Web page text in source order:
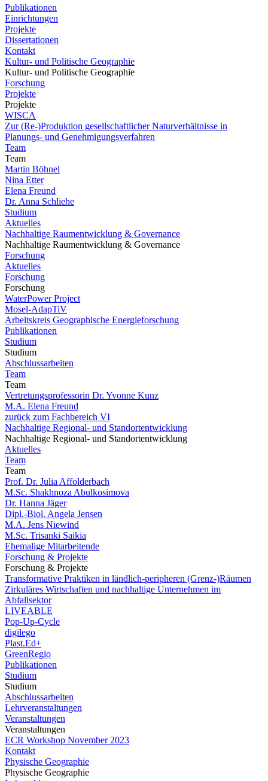
Publikationen
Einrichtungen
Projekte
Dissertationen
Kontakt
Kultur- und Politische Geographie
Kultur- und Politische Geographie
Forschung
Projekte
Projekte
WISCA
Zur (Re-)Produktion gesellschaftlicher Naturverhältnisse in
Planungs- und Genehmigungsverfahren
Team
Team
Martin Böhnel
Nina Etter
Elena Freund
Dr. Anna Schliehe
Studium
Aktuelles
Nachhaltige Raumentwicklung & Governance
Nachhaltige Raumentwicklung & Governance
Forschung
Aktuelles
Forschung
Forschung
WaterPower Project
Mosel-AdapTiV
Arbeitskreis Geographische Energieforschung
Publikationen
Studium
Studium
Abschlussarbeiten
Team
Team
Vertretungsprofessorin Dr. Yvonne Kunz
M.A. Elena Freund
zurück zum Fachbereich VI
Nachhaltige Regional- und Standortentwicklung
Nachhaltige Regional- und Standortentwicklung
Aktuelles
Team
Team
Prof. Dr. Julia Affolderbach
M.Sc. Shakhnoza Abulkosimova
Dr. Hanna Jäger
Dipl.-Biol. Angela Jensen
M.A. Jens Niewind
M.Sc. Trisanki Saikia
Ehemalige Mitarbeitende
Forschung & Projekte
Forschung & Projekte
Transformative Praktiken in ländlich-peripheren (Grenz-)Räumen
Zirkuläres Wirtschaften und nachhaltige Unternehmen im
Abfallsektor
LIVEABLE
Pop-Up-Cycle
digilego
Plast.Ed+
GreenRegio
Publikationen
Studium
Studium
Abschlussarbeiten
Lehrveranstaltungen
Veranstaltungen
Veranstaltungen
ECR Workshop November 2023
Kontakt
Physische Geographie
Physische Geographie